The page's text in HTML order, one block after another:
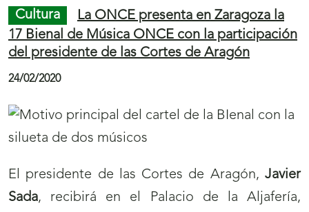
Cultura
La ONCE presenta en Zaragoza la
17 Bienal de Música ONCE con la participación
del presidente de las Cortes de Aragón
24/02/2020
El presidente de las Cortes de Aragón, Javier
Sada, recibirá en el Palacio de la Aljafería,